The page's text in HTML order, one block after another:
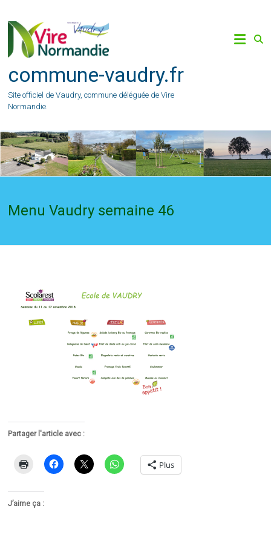
content
commune-vaudry.fr
Site officiel de Vaudry, commune déléguée de Vire
Normandie.
Menu Vaudry semaine 46
Partager l'article avec :
Plus
J’aime ça :